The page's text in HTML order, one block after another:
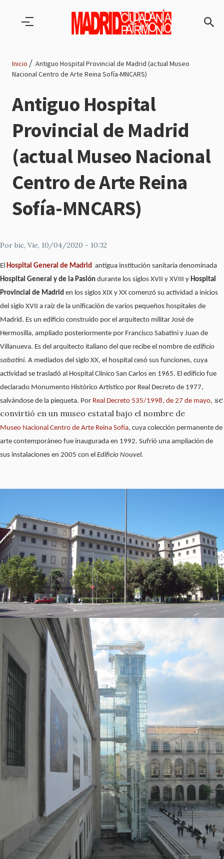
de
navegación
Inicio
Antiguo Hospital Provincial de Madrid (actual Museo
Nacional Centro de Arte Reina Sofía-MNCARS)
Antiguo Hospital
Provincial de Madrid
(actual Museo Nacional
Centro de Arte Reina
Sofía-MNCARS)
Por bic, Vie, 10/04/2020 - 10:32
El Hospital General de Madrid antigua institución sanitaria denominada
Hospital General y de la Pasión durante los siglos XVII y XVIII y Hospital
Provincial de Madrid en los siglos XIX y XX comenzó su actividad a inicios
del siglo XVII a raíz de la unificación de varios pequeños hospitales de
Madrid. Es un edificio construido por el arquitecto militar José de
Hermosilla, ampliado posteriormente por Francisco Sabatini y Juan de
Villanueva. Es del arquitecto italiano del que recibe el nombre de edificio
sabatini. A mediados del siglo XX, el hospital cesó sus funciones, cuya
actividad se trasladó al Hospital Clínico San Carlos en 1965. El edificio fue
declarado Monumento Histórico Artístico por Real Decreto de 1977,
salvándose de la piequeta. Por Real Decreto 535/1998, de 27 de mayo, se
convirtió en un museo estatal bajo el nombre de
Museo Nacional Centro de Arte Reina Sofía, cuya colección permanente de
arte contemporáneo fue inaugurada en 1992. Sufrió una ampliación de
sus instalaciones en 2005 con el Edificio Nouvel.